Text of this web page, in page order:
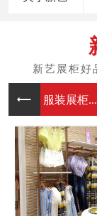
服装展柜...